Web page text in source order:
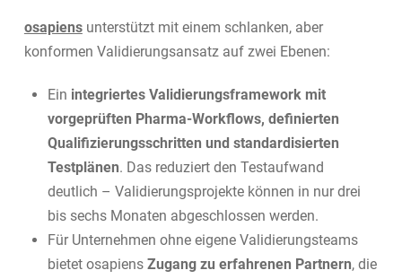
osapiensunterstützt mit einem schlanken, aber
konformen Validierungsansatz auf zwei Ebenen:
Ein integriertes Validierungsframework mit
vorgeprüften Pharma-Workflows, definierten
Qualifizierungsschritten und standardisierten
Testplänen. Das reduziert den Testaufwand
deutlich – Validierungsprojekte können in nur drei
bis sechs Monaten abgeschlossen werden.
Für Unternehmen ohne eigene Validierungsteams
bietet osapiensZugang zu erfahrenen Partnern, die